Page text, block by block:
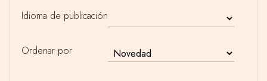
Idioma de publicación
Ordenar por